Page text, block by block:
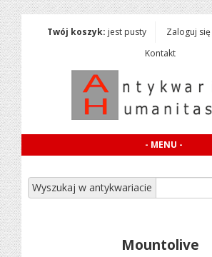
Twój koszyk: jest pusty Zaloguj się
Kontakt
- MENU -
Wyszukaj w antykwariacie
Mountolive